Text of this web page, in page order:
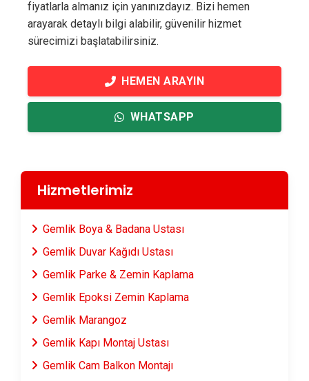
fiyatlarla almanız için yanınızdayız. Bizi hemen
arayarak detaylı bilgi alabilir, güvenilir hizmet
sürecimizi başlatabilirsiniz.
HEMEN ARAYIN
WHATSAPP
Hizmetlerimiz
Gemlik Boya & Badana Ustası
Gemlik Duvar Kağıdı Ustası
Gemlik Parke & Zemin Kaplama
Gemlik Epoksi Zemin Kaplama
Gemlik Marangoz
Gemlik Kapı Montaj Ustası
Gemlik Cam Balkon Montajı